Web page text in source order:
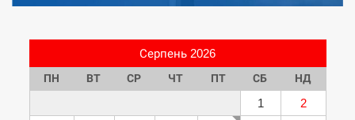
Серпень 2026
ПН ВТ СР ЧТ ПТ СБ НД
1
2